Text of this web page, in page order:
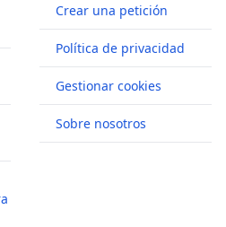
Crear una petición
Política de privacidad
Gestionar cookies
Sobre nosotros